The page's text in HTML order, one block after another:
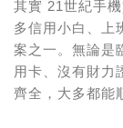
其實 21世紀手
多信用小白、上
案之一。無論是
用卡、沒有財力
齊全，大多都能